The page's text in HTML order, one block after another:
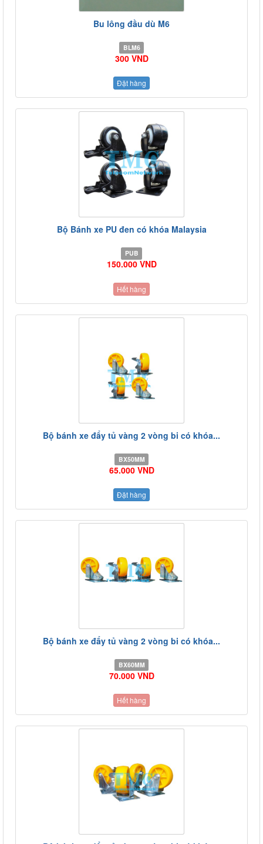
Bu lông đầu dù M6
BLM6
300 VND
Đặt hàng
Bộ Bánh xe PU đen có khóa Malaysia
PUB
150.000 VND
Hết hàng
Bộ bánh xe đẩy tủ vàng 2 vòng bi có khóa...
BX50MM
65.000 VND
Đặt hàng
Bộ bánh xe đẩy tủ vàng 2 vòng bi có khóa...
BX60MM
70.000 VND
Hết hàng